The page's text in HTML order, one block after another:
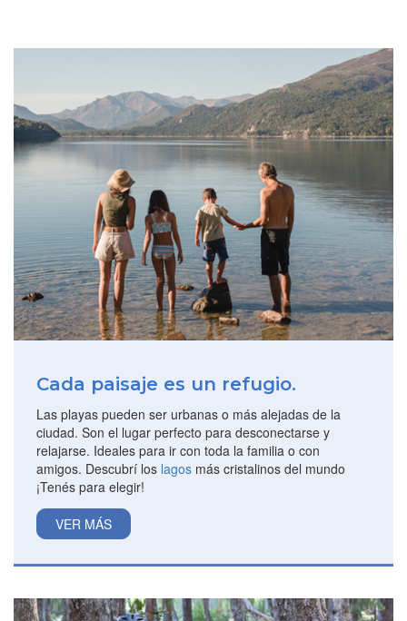
Cada paisaje es un refugio.
Las playas pueden ser urbanas o más alejadas de la
ciudad. Son el lugar perfecto para desconectarse y
relajarse. Ideales para ir con toda la familia o con
amigos. Descubrí los lagos más cristalinos del mundo
¡Tenés para elegir!
VER MÁS